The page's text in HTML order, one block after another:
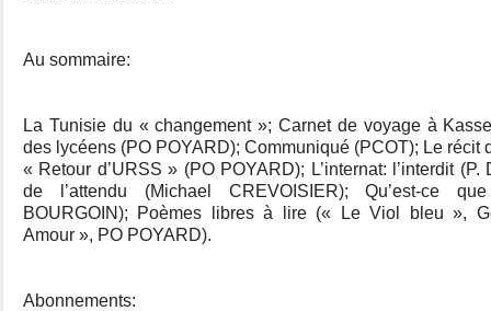
Au sommaire:
La Tunisie du « changement »; Carnet de voyage à
des lycéens (PO POYARD); Communiqué (PCOT); Le récit
« Retour d’URSS » (PO POYARD); L’internat: l’interdit
de l’attendu (Michael CREVOISIER); Qu’est-ce
BOURGOIN); Poèmes libres à lire (« Le Viol bleu »,
Amour », PO POYARD).
Abonnements: